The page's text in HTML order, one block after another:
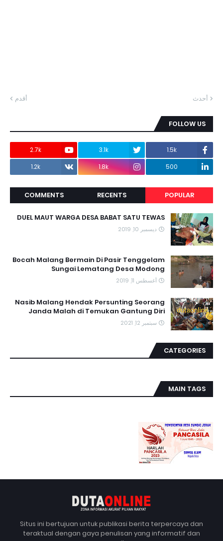
أحدث أقدم
FOLLOW US
1.5k
3.1k
2.7k
500
1.8k
1.2k
POPULAR
RECENTS
COMMENTS
DUEL MAUT WARGA DESA BABAT SATU TEWAS
ديسمبر 10, 2019
Bocah Malang Bermain Di Pasir Tenggelam
Sungai Lematang Desa Modong
أغسطس 11, 2019
Nasib Malang Hendak Persunting Seorang
Janda Malah di Temukan Gantung Diri
سبتمبر 12, 2021
CATEGORIES
MAIN TAGS
Situs ini bertujuan untuk publikasi berita terpercaya dan
teraktual dengan gaya penulisan yang informatif dan